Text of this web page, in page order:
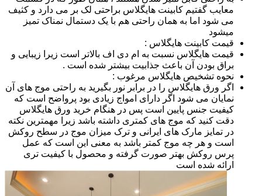
معایب گفتیم کابینت هایگلاس براحتی لک بر می دارد و کثیف
می شود اما به همان راحتی هم با یک دستمال نمناک تمیز
میشود
قیمت کابینت هایگلاس :
قیمت هایگلاس نسبت به ام دی اف بالاتر است زیرا زیبایی و
براق بودن آن باعث جذابیت بیشتر شده است .
نحوه تشخیص هایگلاس مرغوب :
اگر ورق هایگلاس را در برابر نور بگیرید به راحتی موج های آن
نمایان می شود اگر دارای امواج زیادی بود پرواضح است که
کیفیت جنس پایین است پس در هنگام خرید ورق هایگلاس
دقت کنید که موج های کمتری داشته باشد زیرا مهمترین نکته
در تمایز مارک های ایرانی و ترک میزان موج در سطح روکش
است و هر چه موج کمتر باشد به معنی این است که عمل
پرس روکش بهتر صورت گرفته و محصول با کیفیت تری
ارائه شده است